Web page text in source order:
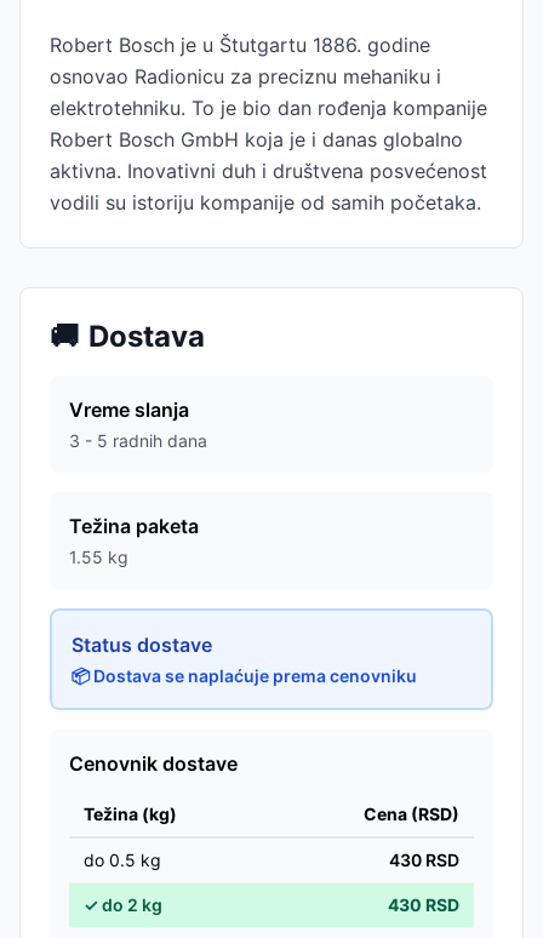
Robert Bosch je u Štutgartu 1886. godine
osnovao Radionicu za preciznu mehaniku i
elektrotehniku. To je bio dan rođenja kompanije
Robert Bosch GmbH koja je i danas globalno
aktivna. Inovativni duh i društvena posvećenost
vodili su istoriju kompanije od samih početaka.
🚚 Dostava
Vreme slanja
3 - 5 radnih dana
Težina paketa
1.55 kg
Status dostave
📦 Dostava se naplaćuje prema cenovniku
Cenovnik dostave
Težina (kg) Cena (RSD)
do 0.5 kg 430 RSD
✓do 2 kg 430 RSD